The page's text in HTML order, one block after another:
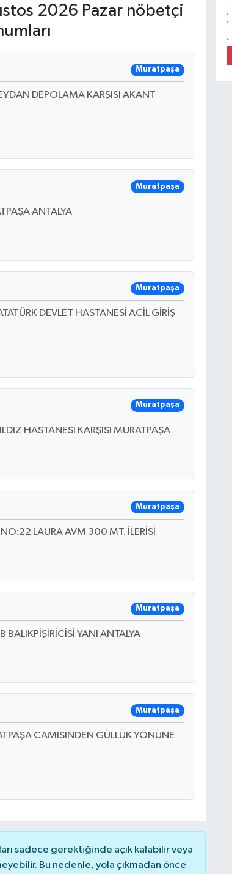
2026 Pazar nöbetçi
Muratpaşa
DEPOLAMA KARŞISI AKANT
Muratpaşa
ANTALYA
Muratpaşa
DEVLET HASTANESİ ACİL GİRİŞ
Muratpaşa
HASTANESİ KARŞISI MURATPAŞA
Muratpaşa
LAURA AVM 300 MT. İLERİSİ
Muratpaşa
YANI ANTALYA
Muratpaşa
CAMİSİNDEN GÜLLÜK YÖNÜNE
sadece gerektiğinde açık kalabilir veya
Bu nedenle, yola çıkmadan önce